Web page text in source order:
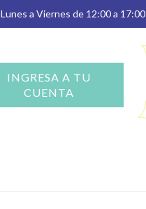
Lunes a Viernes de 12:00 a 17:00
INGRESA A TU
CUENTA